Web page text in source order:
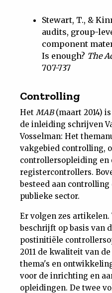
Stewart, T., &
audits, group-
component
Is enough? The
707-737
Controlling
Het MAB(maart 2014)
de inleiding schrijven
Vosselman: Het
vakgebied controlling,
controllersopleiding en
registercontrollers.
besteed aan
publieke sector.
Er volgen zes
beschrijft op basis van
postinitiële
2011 de kwaliteit van
thema's en
voor de inrichting en
opleidingen. De twee